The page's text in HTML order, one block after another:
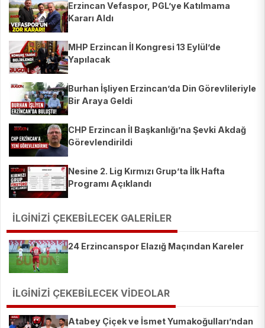
Erzincan Vefaspor, PGL’ye Katılmama
Kararı Aldı
MHP Erzincan İl Kongresi 13 Eylül’de
Yapılacak
Burhan İşliyen Erzincan’da Din Görevlileriyle
Bir Araya Geldi
CHP Erzincan İl Başkanlığı’na Şevki Akdağ
Görevlendirildi
Nesine 2. Lig Kırmızı Grup’ta İlk Hafta
Programı Açıklandı
İLGİNİZİ ÇEKEBİLECEK GALERİLER
24 Erzincanspor Elazığ Maçından Kareler
İLGİNİZİ ÇEKEBİLECEK VİDEOLAR
Atabey Çiçek ve İsmet Yumakoğulları’ndan